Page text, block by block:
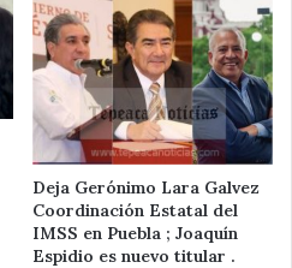
Deja Gerónimo Lara Galvez
Coordinación Estatal del
IMSS en Puebla ; Joaquín
Espidio es nuevo titular .